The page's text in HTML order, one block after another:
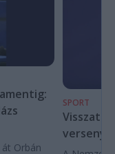
Orbán
SPORT